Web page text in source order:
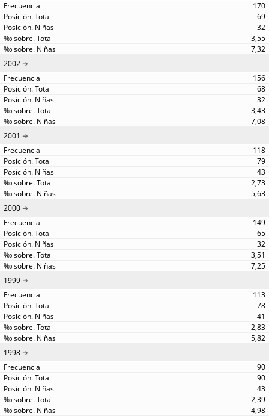
170
69
32
3,55
7,32
2002
156
68
32
3,43
7,08
2001
118
79
43
2,73
5,63
2000
149
65
32
3,51
7,25
1999
113
78
41
2,83
5,82
1998
90
90
43
2,39
4,98